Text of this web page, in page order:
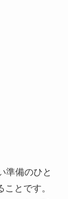
準備のひと
とです。